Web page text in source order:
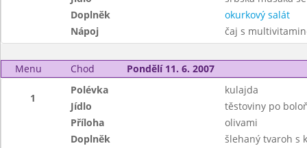
Doplněk
okurkový salát
Nápoj
čaj s
Menu Chod Pondělí 11. 6. 2007
1
Polévka
kulajda
Jídlo
těstoviny po
Příloha
olivami
Doplněk
šlehaný tvaroh s